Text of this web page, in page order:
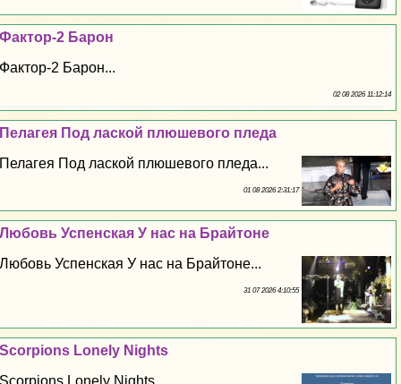
Фактор-2 Барон
Фактор-2 Барон...
02 08 2026 11:12:14
Пелагея Под лаской плюшевого пледа
Пелагея Под лаской плюшевого пледа...
01 08 2026 2:31:17
Любовь Успенская У нас на Брайтоне
Любовь Успенская У нас на Брайтоне...
31 07 2026 4:10:55
Scorpions Lonely Nights